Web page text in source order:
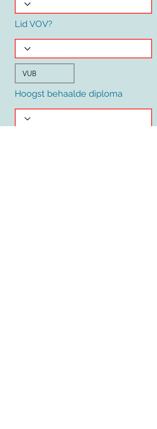
Lid VOV?
Hoogst behaalde diploma